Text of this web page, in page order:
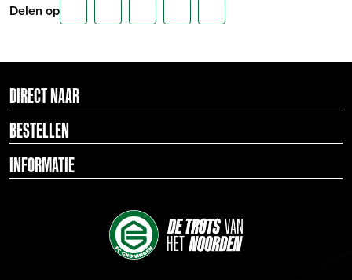
Delen op
DIRECT NAAR
BESTELLEN
INFORMATIE